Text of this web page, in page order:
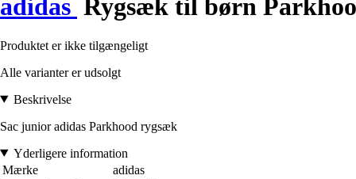
adidas Rygsæk til børn
Produktet er ikke tilgængeligt
Alle varianter er udsolgt
Beskrivelse
Sac junior adidas Parkhood rygsæk
Yderligere information
Mærke
adidas